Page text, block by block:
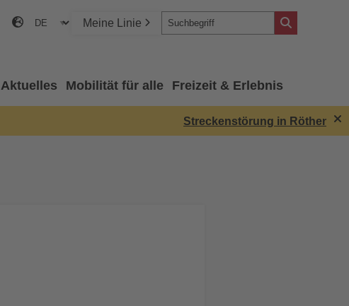
Meine Linie
Aktuelles Mobilität für alle Freizeit & Erlebnis
Streckenstörung in